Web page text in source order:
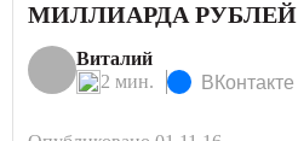
МИЛЛИАРДА РУБЛЕЙ
Виталий
2 мин.
ВКонтакте